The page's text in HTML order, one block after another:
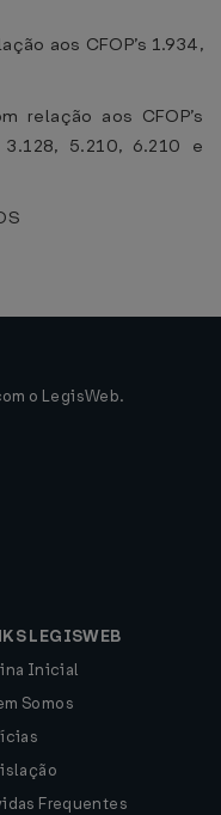
aos CFOP’s 1.934,
relação aos CFOP’s
3.128, 5.210, 6.210 e
o LegisWeb.
LEGISWEB
Inicial
Somos
Frequentes